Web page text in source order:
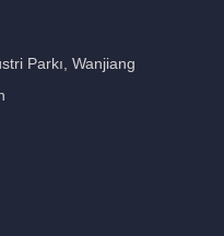
Parkı, Wanjiang